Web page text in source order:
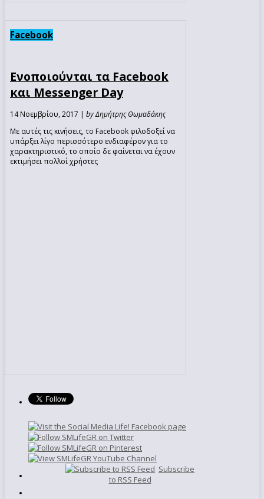
Facebook
Ενοποιούνται τα Facebook
και Messenger Day
14 Νοεμβρίου, 2017 | by Δημήτρης Θωμαδάκης
Με αυτές τις κινήσεις, το Facebook φιλοδοξεί να
υπάρξει λίγο περισσότερο ενδιαφέρον για το
χαρακτηριστικό, το οποίο δε φαίνεται να έχουν
εκτιμήσει πολλοί χρήστες
Subscribe
to RSS Feed